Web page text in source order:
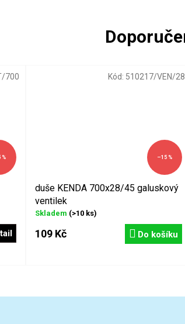
%
700
–15 %
duše KENDA 700x28/45 galuskový
ventilek
Skladem (>10 ks)
109 Kč Do košíku
Kód: 510217/VEN/28